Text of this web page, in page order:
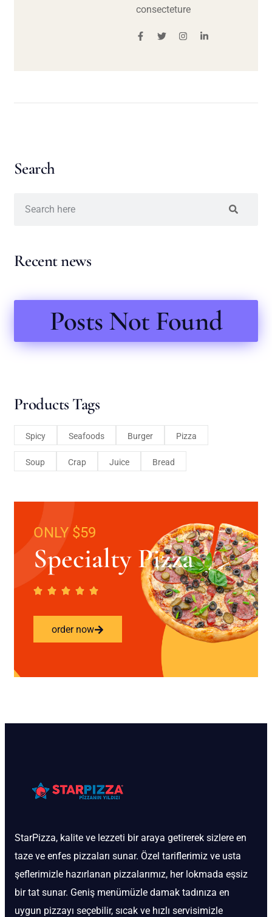
consecteture
Search
Recent news
Posts Not Found
Products Tags
Spicy Seafoods Burger Pizza
Soup Crap Juice Bread
ONLY $59
Specialty Pizza
order now
StarPizza, kalite ve lezzeti bir araya getirerek sizlere en
taze ve enfes pizzaları sunar. Özel tariflerimiz ve usta
şeflerimizle hazırlanan pizzalarımız, her lokmada eşsiz
bir tat sunar. Geniş menümüzle damak tadınıza en
uygun pizzayı seçebilir, sıcak ve hızlı servisimizle